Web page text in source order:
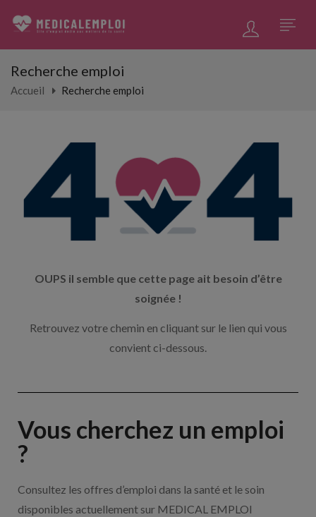
Recherche emploi
Accueil Recherche emploi
OUPS il semble que cette page ait besoin d’être
soignée !
Retrouvez votre chemin en cliquant sur le lien qui vous
convient ci-dessous.
Vous cherchez un emploi
?
Consultez les offres d’emploi dans la santé et le soin
disponibles actuellement sur MEDICAL EMPLOI